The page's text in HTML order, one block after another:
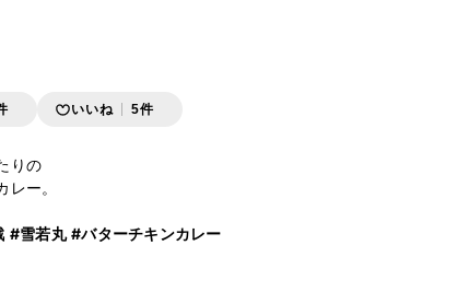
いいね 5件
りの
ー。
#雪若丸 #バターチキンカレー